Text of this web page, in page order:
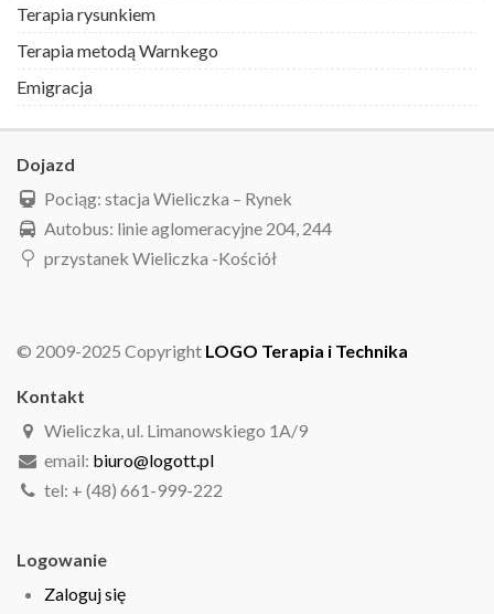
Terapia rysunkiem
Terapia metodą Warnkego
Emigracja
Dojazd
Pociąg: stacja Wieliczka – Rynek
Autobus: linie aglomeracyjne 204, 244
przystanek Wieliczka -Kościół
© 2009-2025 Copyright LOGO Terapia i Technika
Kontakt
Wieliczka, ul. Limanowskiego 1A/9
email: biuro@logott.pl
tel: + (48) 661-999-222
Logowanie
Zaloguj się